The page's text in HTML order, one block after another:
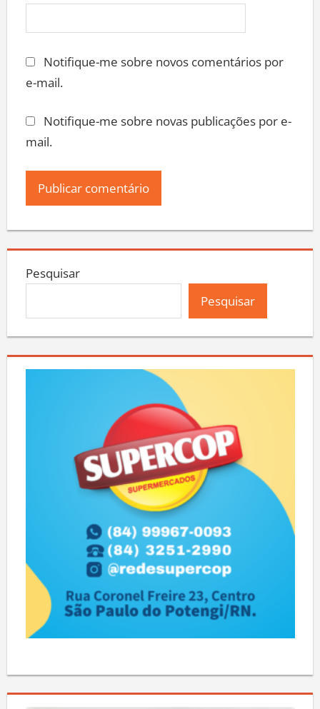
Notifique-me sobre novos comentários por
e-mail.
Notifique-me sobre novas publicações por e-
mail.
Pesquisar
Pesquisar